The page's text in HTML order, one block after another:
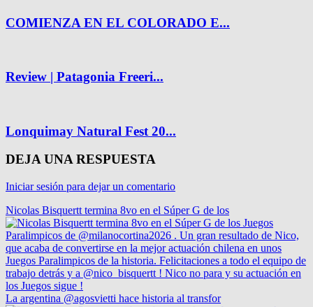
COMIENZA EN EL COLORADO E...
Review | Patagonia Freeri...
Lonquimay Natural Fest 20...
DEJA UNA RESPUESTA
Iniciar sesión para dejar un comentario
Nicolas Bisquertt termina 8vo en el Súper G de los
La argentina @agosvietti hace historia al transfor